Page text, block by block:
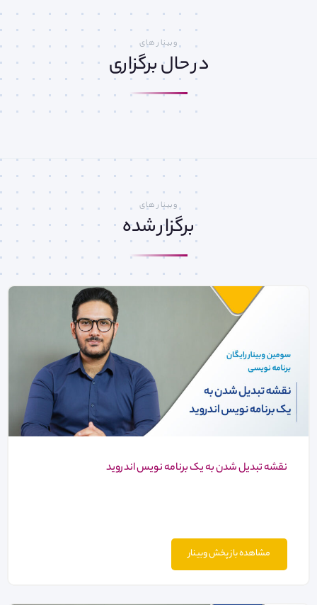
وبینار های
در حال برگزاری
وبینار های
برگزار شده
نقشه تبدیل شدن به یک برنامه نویس اندروید
مشاهده باز پخش وبینار